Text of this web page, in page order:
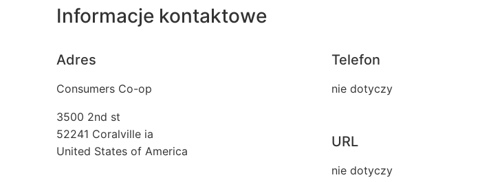
Informacje kontaktowe
Adres
Consumers Co-op
3500 2nd st
52241 Coralville ia
United States of America
Telefon
nie dotyczy
URL
nie dotyczy